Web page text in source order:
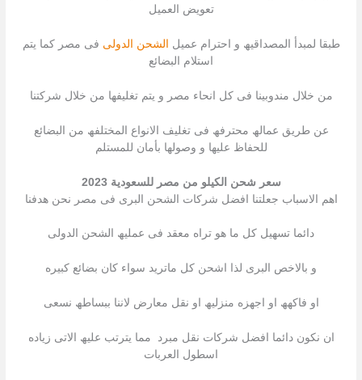
تعویض العمیل
طبقا لمبدأ المصداقیھ و احترام عمیل الشحن الدولى فى مصر كما یتم
استلام البضائع
من خلال مندوبینا فى كل انحاء مصر و یتم تغلیفھا من خلال شركتنا
عن طریق عمالھ محترفھ فى تغلیف الانواع المختلفھ من البضائع
للحفاظ علیھا و وصولھا بأمان للمستلم
سعر شحن الكيلو من مصر للسعودية 2023
اھم الاسباب جعلتنا افضل شركات الشحن البرى فى مصر نحن ھدفنا
دائما تسھیل كل ما ھو تراه معقد فى عملیھ الشحن الدولى
و بالاخص البرى لذا اشحن كل ماترید سواء كان بضائع كبیره
او فاكھھ او اجھزه منزلیھ او نقل معارض لاننا ببساطھ نسعى
ان نكون دائما افضل شركات نقل مبرد مما یترتب علیھ الاتى زیاده
اسطول العربات